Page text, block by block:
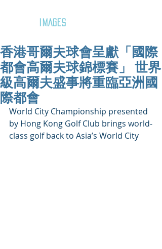
IMAGES
香港哥爾夫球會呈獻「國際
都會高爾夫球錦標賽」 世界
級高爾夫盛事將重臨亞洲國
際都會
World City Championship presented
by Hong Kong Golf Club brings world-
class golf back to Asia’s World City